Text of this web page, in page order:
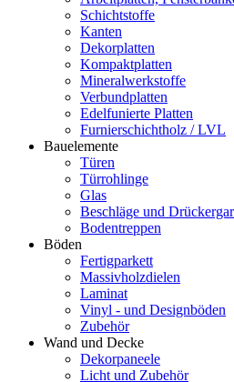
Schichtstoffe
Kanten
Dekorplatten
Kompaktplatten
Mineralwerkstoffe
Verbundplatten
Edelfunierte Platten
Furnierschichtholz / LVL
Bauelemente
Türen
Türrohlinge
Glas
Beschläge und
Bodentreppen
Böden
Fertigparkett
Massivholzdielen
Laminat
Vinyl - und Designböden
Zubehör
Wand und Decke
Dekorpaneele
Licht und Zubehör